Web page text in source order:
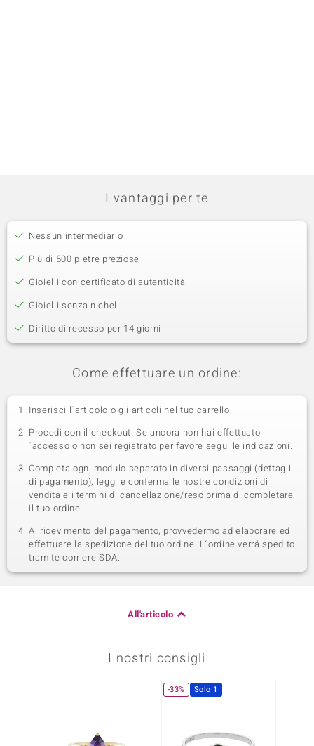
I vantaggi per te
Nessun intermediario
Più di 500 pietre preziose
Gioielli con certificato di autenticità
Gioielli senza nichel
Diritto di recesso per 14 giorni
Come effettuare un ordine:
Inserisci l´articolo o gli articoli nel tuo carrello.
Procedi con il checkout. Se ancora non hai effettuato l
´accesso o non sei registrato per favore segui le indicazioni.
Completa ogni modulo separato in diversi passaggi (dettagli
di pagamento), leggi e conferma le nostre condizioni di
vendita e i termini di cancellazione/reso prima di completare
il tuo ordine.
Al ricevimento del pagamento, provvedermo ad elaborare ed
effettuare la spedizione del tuo ordine. L´ordine verrá spedito
tramite corriere SDA.
All'articolo
I nostri consigli
-33% Solo 1